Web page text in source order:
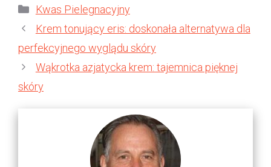
Kategorie
Kwas Pielegnacyjny
Krem tonujący eris: doskonała alternatywa dla
perfekcyjnego wyglądu skóry
Wąkrotka azjatycka krem: tajemnica pięknej
skóry